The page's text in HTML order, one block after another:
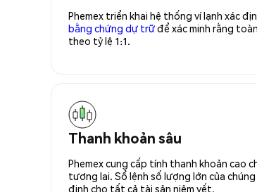
Phemex triển khai hệ thống ví lạnh xác
bằng chứng dự trữđể xác minh rằng
theo tỷ lệ 1:1.
Thanh khoản sâu
Phemex cung cấp tính thanh khoản cao
tương lai. Sổ lệnh số lượng lớn của
định cho tất cả tài sản niêm yết.